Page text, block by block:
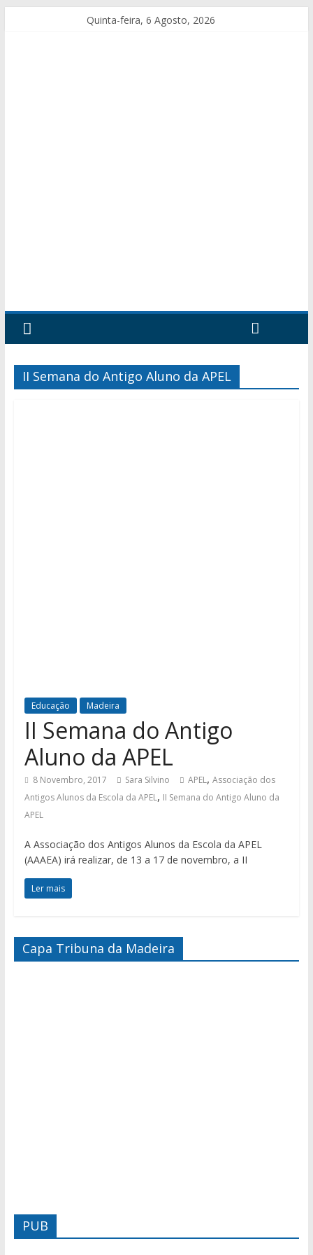
Quinta-feira, 6 Agosto, 2026
II Semana do Antigo Aluno da APEL
Educação Madeira
II Semana do Antigo
Aluno da APEL
8 Novembro, 2017 Sara Silvino APEL, Associação dos
Antigos Alunos da Escola da APEL, II Semana do Antigo Aluno da
APEL
A Associação dos Antigos Alunos da Escola da APEL
(AAAEA) irá realizar, de 13 a 17 de novembro, a II
Ler mais
Capa Tribuna da Madeira
PUB